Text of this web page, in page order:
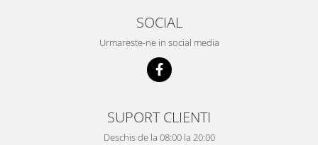
SOCIAL
Urmareste-ne in social media
SUPORT CLIENTI
Deschis de la 08:00 la 20:00